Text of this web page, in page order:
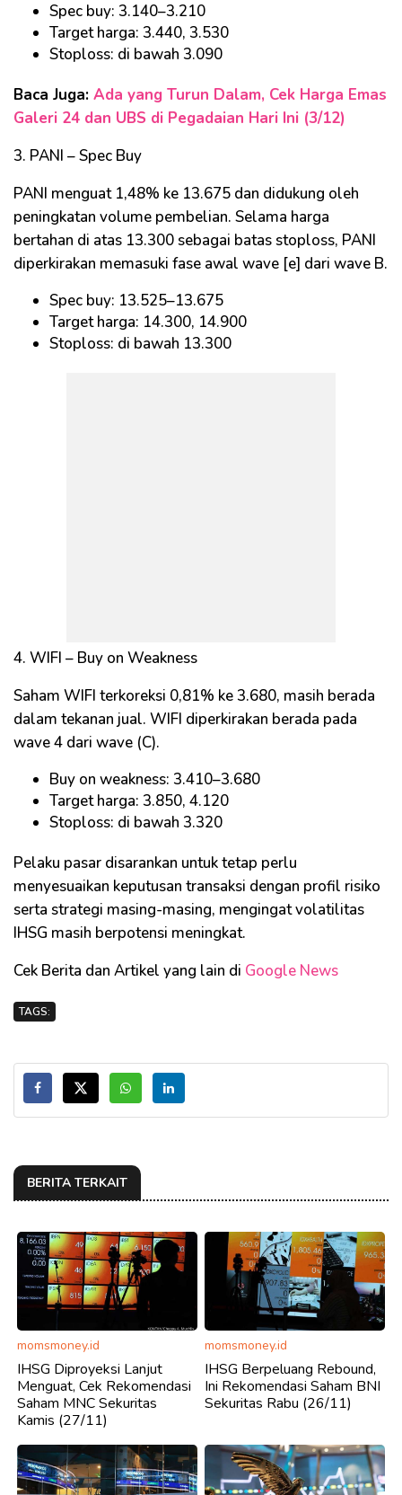
Spec buy: 3.140–3.210
Target harga: 3.440, 3.530
Stoploss: di bawah 3.090
Baca Juga: Ada yang Turun Dalam, Cek Harga Emas
Galeri 24 dan UBS di Pegadaian Hari Ini (3/12)
3. PANI – Spec Buy
PANI menguat 1,48% ke 13.675 dan didukung oleh
peningkatan volume pembelian. Selama harga
bertahan di atas 13.300 sebagai batas stoploss, PANI
diperkirakan memasuki fase awal wave [e] dari wave B.
Spec buy: 13.525–13.675
Target harga: 14.300, 14.900
Stoploss: di bawah 13.300
4. WIFI – Buy on Weakness
Saham WIFI terkoreksi 0,81% ke 3.680, masih berada
dalam tekanan jual. WIFI diperkirakan berada pada
wave 4 dari wave (C).
Buy on weakness: 3.410–3.680
Target harga: 3.850, 4.120
Stoploss: di bawah 3.320
Pelaku pasar disarankan untuk tetap perlu
menyesuaikan keputusan transaksi dengan profil risiko
serta strategi masing-masing, mengingat volatilitas
IHSG masih berpotensi meningkat.
Cek Berita dan Artikel yang lain di Google News
TAGS:
BERITA TERKAIT
momsmoney.id
IHSG Diproyeksi Lanjut
Menguat, Cek Rekomendasi
Saham MNC Sekuritas
Kamis (27/11)
momsmoney.id
IHSG Berpeluang Rebound,
Ini Rekomendasi Saham BNI
Sekuritas Rabu (26/11)